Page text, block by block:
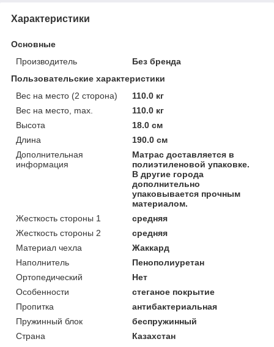
Характеристики
Основные
Производитель
Без бренда
Пользовательские характеристики
Вес на место (2 сторона)
110.0 кг
Вес на место, max.
110.0 кг
Высота
18.0 см
Длина
190.0 см
Дополнительная
информация
Матрас доставляется в
полиэтиленовой упаковке.
В другие города
дополнительно
упаковывается прочным
материалом.
Жесткость стороны 1
средняя
Жесткость стороны 2
средняя
Материал чехла
Жаккард
Наполнитель
Пенополиуретан
Ортопедический
Нет
Особенности
стеганое покрытие
Пропитка
антибактериальная
Пружинный блок
беспружинный
Страна
Казахстан